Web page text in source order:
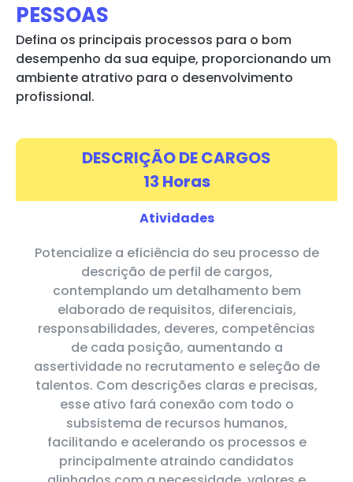
PESSOAS
Defina os principais processos para o bom
desempenho da sua equipe, proporcionando um
ambiente atrativo para o desenvolvimento
profissional.
DESCRIÇÃO DE CARGOS
13 Horas
Atividades
Potencialize a eficiência do seu processo de
descrição de perfil de cargos,
contemplando um detalhamento bem
elaborado de requisitos, diferenciais,
responsabilidades, deveres, competências
de cada posição, aumentando a
assertividade no recrutamento e seleção de
talentos. Com descrições claras e precisas,
esse ativo fará conexão com todo o
subsistema de recursos humanos,
facilitando e acelerando os processos e
principalmente atraindo candidatos